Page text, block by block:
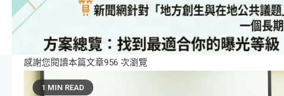
感謝您閱讀本篇文章956 次瀏覽
1 MIN READ